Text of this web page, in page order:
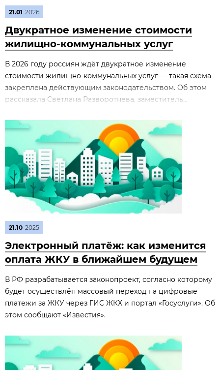
21.01 2026
Двукратное изменение стоимости
жилищно‑коммунальных услуг
В 2026 году россиян ждёт двукратное изменение
стоимости жилищно‑коммунальных услуг — такая схема
закреплена действующим законодательством. Об этом
рассказала Светлана Разворотнева, заместитель...
21.10 2025
Электронный платёж: как изменится
оплата ЖКУ в ближайшем будущем
В РФ разрабатывается законопроект, согласно которому
будет осуществлён массовый переход на цифровые
платежи за ЖКУ через ГИС ЖКХ и портал «Госуслуги». Об
этом сообщают «Известия».